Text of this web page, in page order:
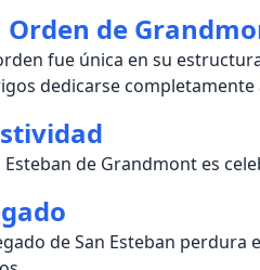
Orden de
fue única en su
dedicarse
Esteban de Grandmont es
de San Esteban